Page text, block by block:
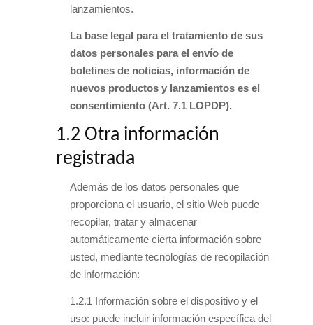
lanzamientos.
La base legal para el tratamiento de sus
datos personales para el envío de
boletines de noticias, información de
nuevos productos y lanzamientos es el
consentimiento (Art. 7.1 LOPDP).
1.2 Otra información
registrada
Además de los datos personales que
proporciona el usuario, el sitio Web puede
recopilar, tratar y almacenar
automáticamente cierta información sobre
usted, mediante tecnologías de recopilación
de información:
1.2.1 Información sobre el dispositivo y el
uso: puede incluir información específica del